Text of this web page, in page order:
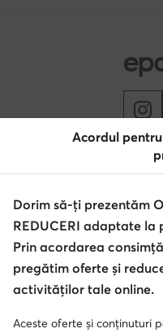
©
Regulament
Modifică
Acordul
Dorim să-ți prezentăm
REDUCERI adaptate la
Prin acordarea
pregătim oferte și
activităților tale online.
Aceste oferte și conținuturi